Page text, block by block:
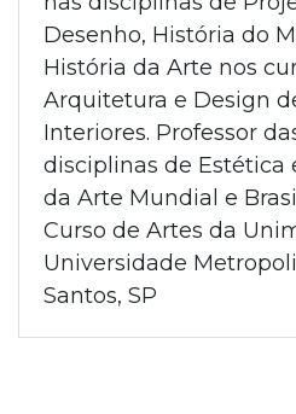
Desenho, História do
História da Arte nos
Arquitetura e Design
Interiores. Professor
disciplinas de Estética
da Arte Mundial e
Curso de Artes da
Universidade
Santos, SP